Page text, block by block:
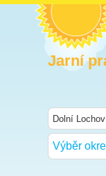
Jarní
Výběr